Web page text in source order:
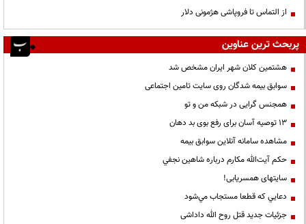
از التماس تا فروپاشی هژمونی دلار
پربحث ترین عناوین
هشتمین کلان شهر ایران مشخص شد
سوابق بیمه شدگان روی سایت تامین اجتماعی
همجنس گرایی در شبکه من و تو
13 توصیه آسان برای رفع بوی بد دهان
مشاهده سامانه آنلاين سوابق بیمه
حكم آيت‌الله مكارم درباره شاهين نجفي
سایتهای همسریابی!
دعايي كه قطعا مستجاب مي‌شود
جزئیات جدید قتل روح الله داداشی